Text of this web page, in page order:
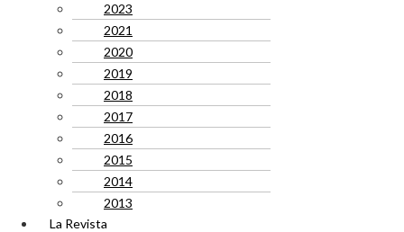
2023
2021
2020
2019
2018
2017
2016
2015
2014
2013
La Revista